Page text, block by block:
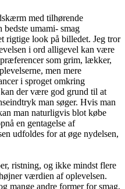
med tilhørende
bedste umami- smag
rigtige look på billedet. Jeg tror
i ord alligevel kan være
som grim, lækker,
men mere
i sproget omkring
der være god grund til at
man søger. Hvis man
man naturligvis blot købe
en gentagelse af
udfoldes for at øge nydelsen,
ristning, og ikke mindst flere
værdien af oplevelsen.
mange andre former for smag,